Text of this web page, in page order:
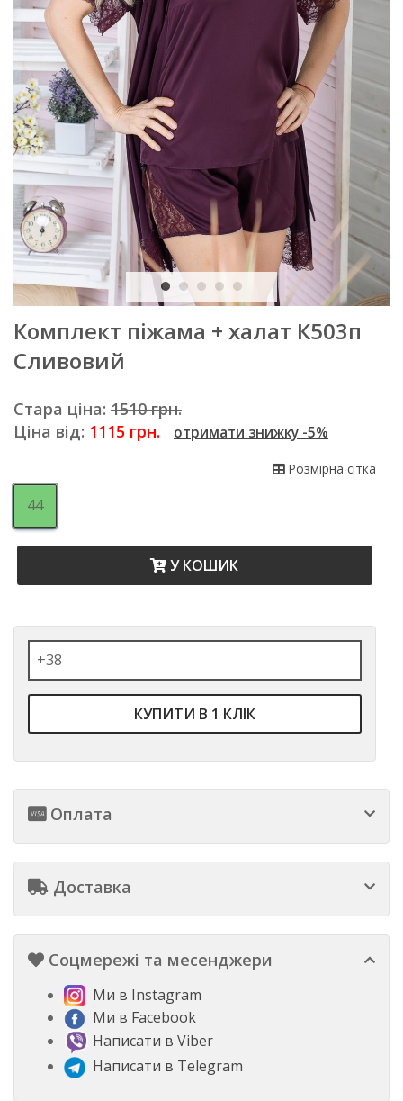
Комплект піжама + халат К503п
Сливовий
Стара ціна: 1510 грн.
Ціна від: 1115 грн. отримати знижку -5%
Розмірна сітка
44
У КОШИК
КУПИТИ В 1 КЛІК
Оплата
Доставка
Соцмережі та месенджери
Ми в Instagram
Ми в Facebook
Написати в Viber
Написати в Telegram